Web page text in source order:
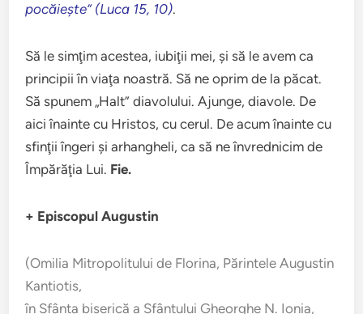
pocăieşte” (Luca 15, 10).
Să le simţim acestea, iubiţii mei, şi să le avem ca
principii în viaţa noastră. Să ne oprim de la păcat.
Să spunem „Halt” diavolului. Ajunge, diavole. De
aici înainte cu Hristos, cu cerul. De acum înainte cu
sfinţii îngeri şi arhangheli, ca să ne învrednicim de
Împărăţia Lui. Fie.
+ Episcopul Augustin
(Omilia Mitropolitului de Florina, Părintele Augustin
Kantiotis,
în Sfânta biserică a Sfântului Gheorghe N. Ionia,